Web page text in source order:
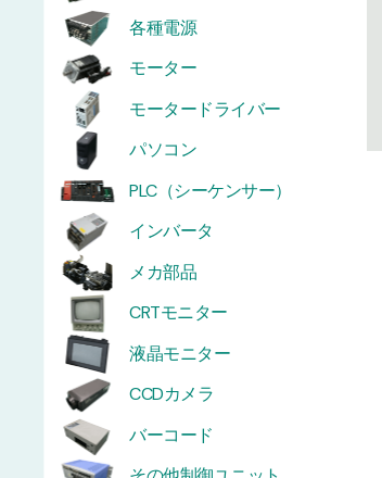
各種電源
モーター
モータードライバー
パソコン
PLC（シーケンサー）
インバータ
メカ部品
CRTモニター
液晶モニター
CCDカメラ
バーコード